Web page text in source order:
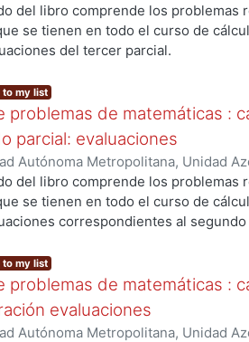
Departamento de Ciencias
;Canals Navarrete, Ignacio;Meda
del libro comprende los problemas
se tienen en todo el curso de
del tercer parcial.
my list
problemas de matemáticas :
parcial: evaluaciones
Autónoma Metropolitana, Unidad
Departamento de Ciencias
;Canals Navarrete, Ignacio;Ulín
del libro comprende los problemas
se tienen en todo el curso de
correspondientes al segundo
my list
problemas de matemáticas :
evaluaciones
Autónoma Metropolitana, Unidad